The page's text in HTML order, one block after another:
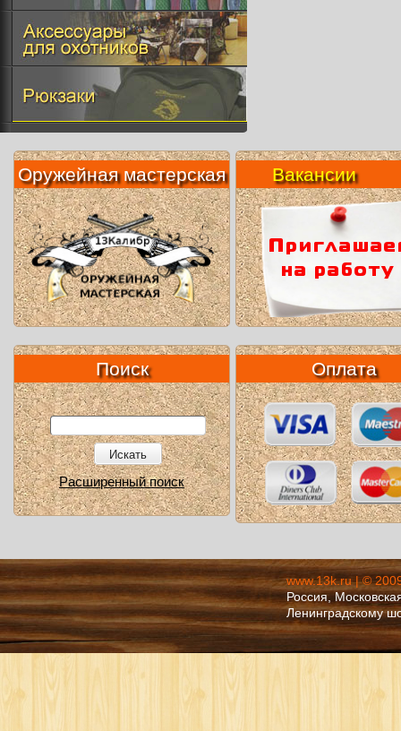
Оружейная мастерская Вакансии
Поиск
Искать
Расширенный поиск
Оплата
www.13k.ru | ©
Россия,
Ленинградскому